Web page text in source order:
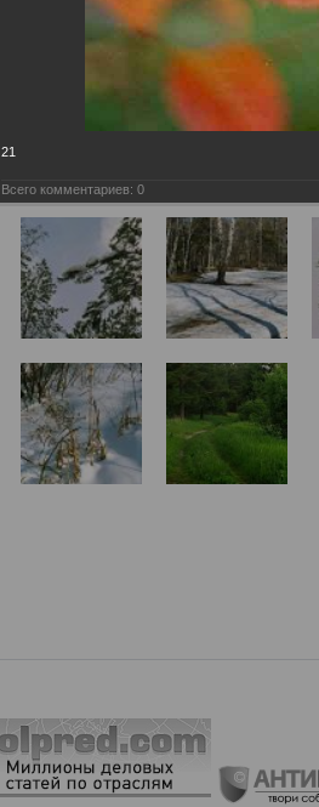
21
Всего комментариев: 0